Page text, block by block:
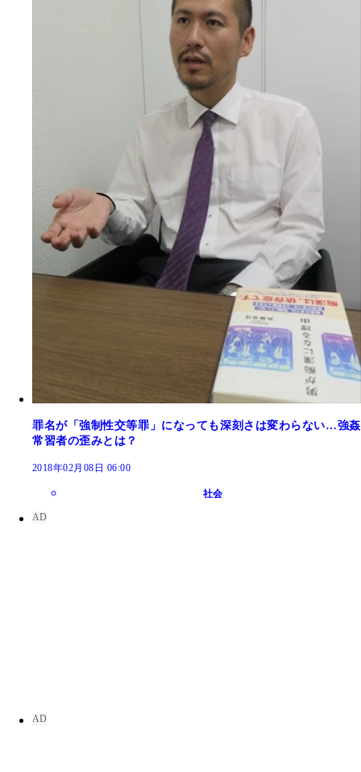
罪名が「強制性交等罪」になっても深刻さは変わらない…強姦
常習者の歪みとは？
2018年02月08日 06:00
社会